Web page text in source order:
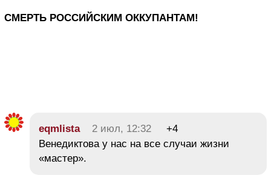
СМЕРТЬ РОССИЙСКИМ ОККУПАНТАМ!
eqmlista 2 июл, 12:32
+4
Венедиктова у нас на все случаи жизни
«мастер».